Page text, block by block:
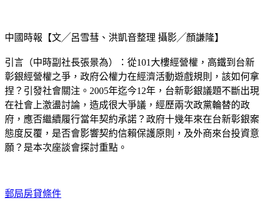
中國時報【文╱呂雪彗、洪凱音整理 攝影╱顏謙隆】
引言（中時副社長張景為）：從101大樓經營權，高鐵到台新
彰銀經營權之爭，政府公權力在經濟活動遊戲規則，該如何拿
捏？引發社會關注。2005年迄今12年，台新彰銀議題不斷出現
在社會上激盪討論，造成很大爭議，經歷兩次政黨輪替的政
府，應否繼續履行當年契約承諾？政府十幾年來在台新彰銀案
態度反覆，是否會影響契約信賴保護原則，及外商來台投資意
願？是本次座談會探討重點。
郵局房貸條件